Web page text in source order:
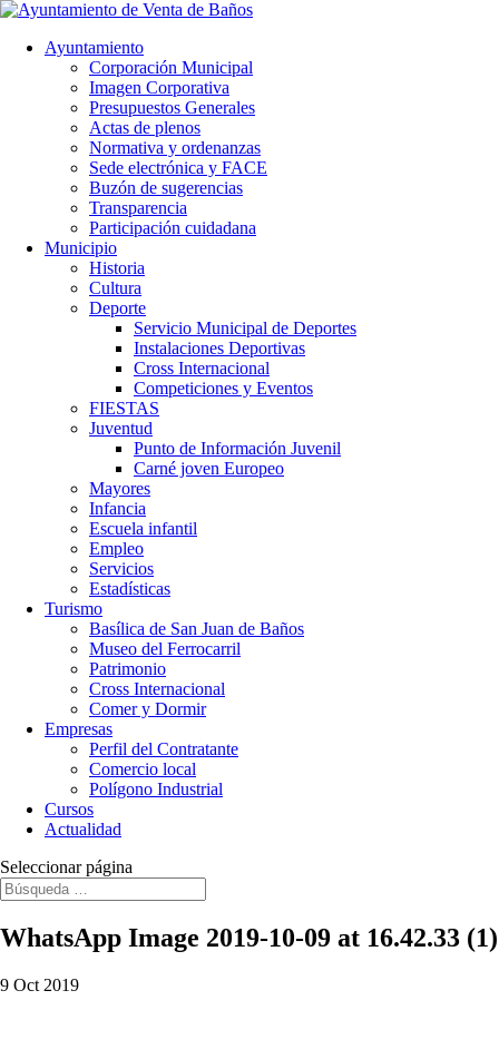
Ayuntamiento
Corporación Municipal
Imagen Corporativa
Presupuestos Generales
Actas de plenos
Normativa y ordenanzas
Sede electrónica y FACE
Buzón de sugerencias
Transparencia
Participación cuidadana
Municipio
Historia
Cultura
Deporte
Servicio Municipal de Deportes
Instalaciones Deportivas
Cross Internacional
Competiciones y Eventos
FIESTAS
Juventud
Punto de Información Juvenil
Carné joven Europeo
Mayores
Infancia
Escuela infantil
Empleo
Servicios
Estadísticas
Turismo
Basílica de San Juan de Baños
Museo del Ferrocarril
Patrimonio
Cross Internacional
Comer y Dormir
Empresas
Perfil del Contratante
Comercio local
Polígono Industrial
Cursos
Actualidad
Seleccionar página
WhatsApp Image 2019-10-09 at 16.42.33 (1)
9 Oct 2019